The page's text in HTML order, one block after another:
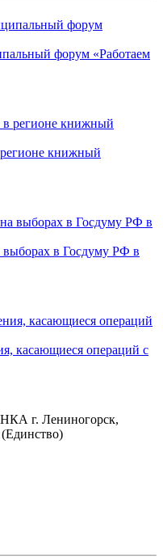
форум «Работаем
книжный
выборах в Госдуму РФ в
касающиеся операций с
г. Лениногорск,